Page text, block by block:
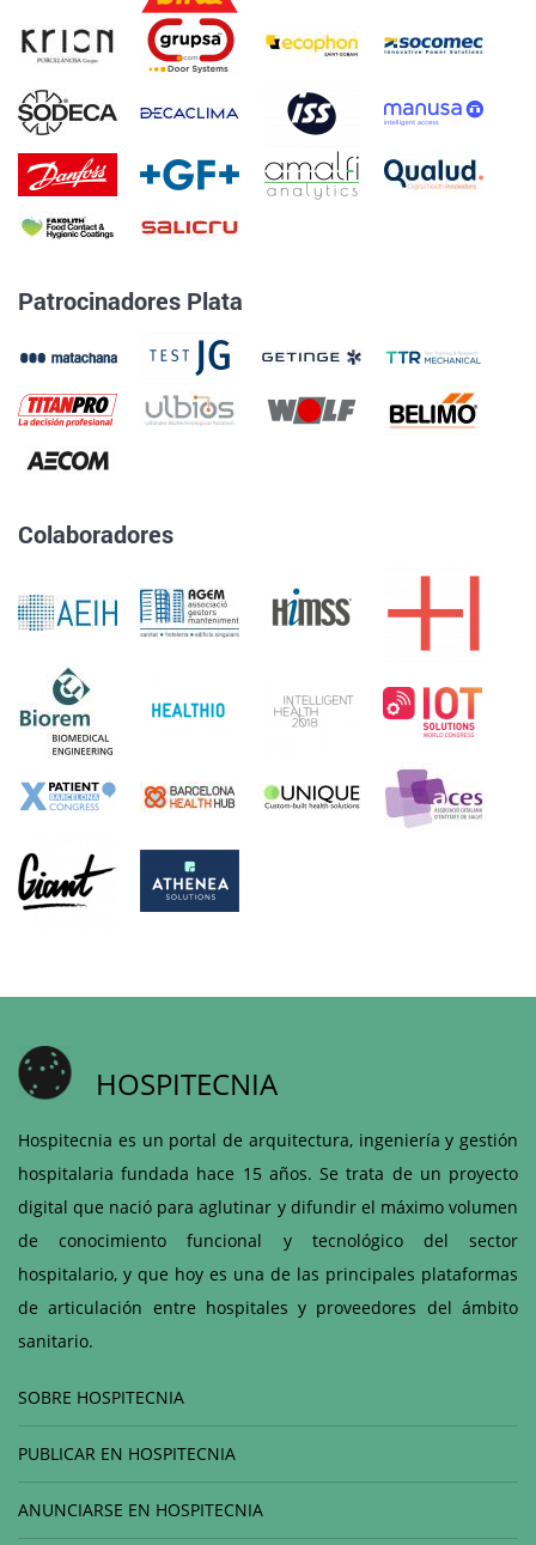
Patrocinadores Plata
Colaboradores
HOSPITECNIA
Hospitecnia es un portal de arquitectura, ingeniería y gestión
hospitalaria fundada hace 15 años. Se trata de un proyecto
digital que nació para aglutinar y difundir el máximo volumen
de conocimiento funcional y tecnológico del sector
hospitalario, y que hoy es una de las principales plataformas
de articulación entre hospitales y proveedores del ámbito
sanitario.
SOBRE HOSPITECNIA
PUBLICAR EN HOSPITECNIA
ANUNCIARSE EN HOSPITECNIA